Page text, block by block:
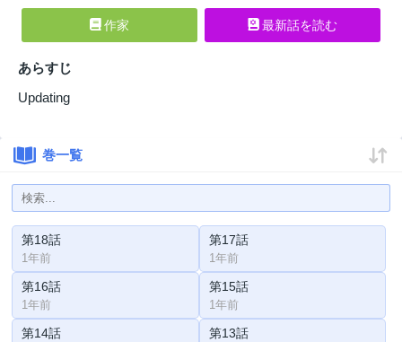
作家 最新話を読む
あらすじ
Updating
巻一覧
第18話
1年前
第17話
1年前
第16話
1年前
第15話
1年前
第14話 第13話